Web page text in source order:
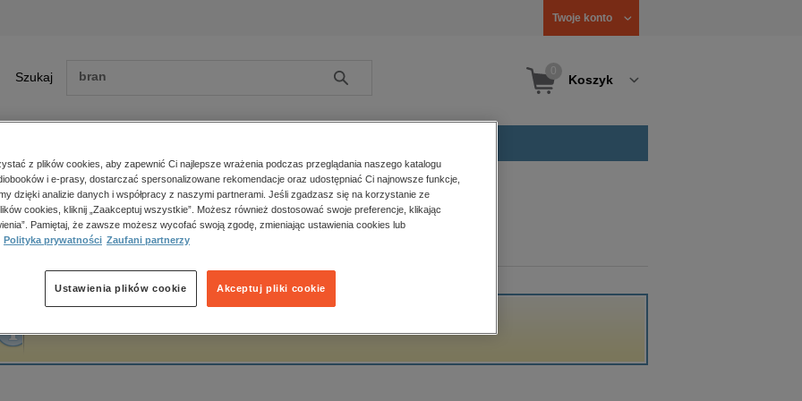
Twoje konto
Szukaj Szukaj Koszyk
Zobacz wszystkie E-prasa
polityka, społeczno-informacyjne
psychologiczne
popularno-naukowe
historia
główna Tahereh Mafi
Mafi
z plików cookies, aby zapewnić Ci najlepsze wrażenia podczas przeglądania naszego katalogu
i e-prasy, dostarczać spersonalizowane rekomendacje oraz udostępniać Ci najnowsze funkcje,
dzięki analizie danych i współpracy z naszymi partnerami. Jeśli zgadzasz się na korzystanie ze
cookies, kliknij „Zaakceptuj wszystkie”. Możesz również dostosować swoje preferencje, klikając
Pamiętaj, że zawsze możesz wycofać swoją zgodę, zmieniając ustawienia cookies lub
Polityka prywatności Zaufani partnerzy
Akceptuj pliki cookie
Ustawienia plików cookie